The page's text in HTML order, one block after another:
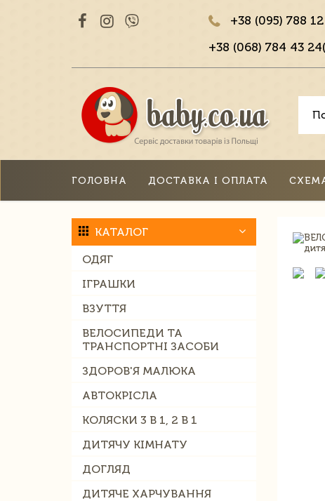
+38 (095) 788
+38 (068) 784 43
ГОЛОВНА ДОСТАВКА І ОПЛАТА
КАТАЛОГ
ОДЯГ
ІГРАШКИ
ВЗУТТЯ
ВЕЛОСИПЕДИ ТА
ТРАНСПОРТНІ ЗАСОБИ
ЗДОРОВ'Я МАЛЮКА
АВТОКРІСЛА
КОЛЯСКИ 3 В 1, 2 В 1
ДИТЯЧУ КІМНАТУ
ДОГЛЯД
ДИТЯЧЕ ХАРЧУВАННЯ